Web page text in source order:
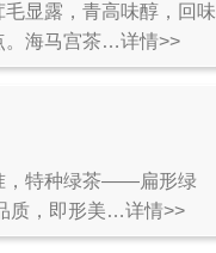
显露，青高味醇，回味
。海马宫茶…详情>>
，特种绿茶——扁形绿
质，即形美…详情>>